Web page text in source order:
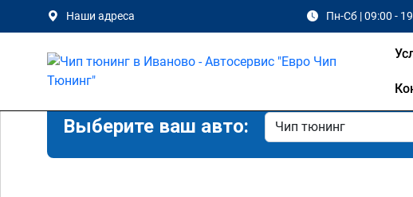
Наши адреса Пн-Сб | 09:00 -
Выберите ваш авто: